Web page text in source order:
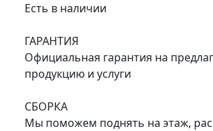
Есть в наличии
ГАРАНТИЯ
Официальная гарантия на
продукцию и услуги
СБОРКА
Мы поможем поднять на этаж,